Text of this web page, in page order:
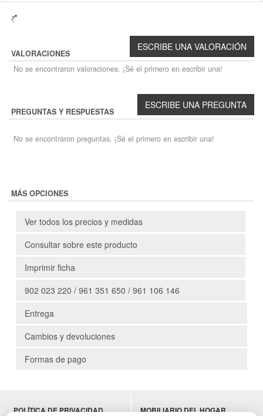
VALORACIONES
No se encontraron valoraciones. ¡Sé el primero en escribir una!
PREGUNTAS Y RESPUESTAS
No se encontraron preguntas. ¡Sé el primero en escribir una!
MÁS OPCIONES
Ver todos los precios y medidas
Consultar sobre este producto
Imprimir ficha
902 023 220 / 961 351 650 / 961 106 146
Entrega
Cambios y devoluciones
Formas de pago
POLÍTICA DE PRIVACIDAD MOBILIARIO DEL HOGAR